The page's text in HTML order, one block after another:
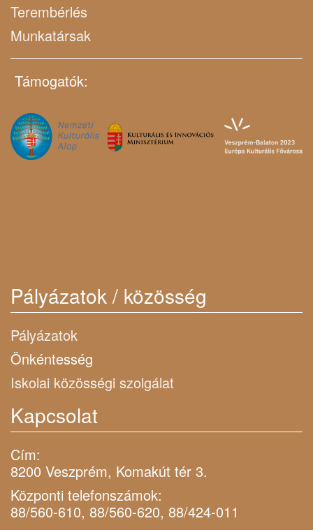
Terembérlés
Munkatársak
Támogatók:
Pályázatok / közösség
Pályázatok
Önkéntesség
Iskolai közösségi szolgálat
Kapcsolat
Cím:
8200 Veszprém, Komakút tér 3.
Központi telefonszámok:
88/560-610, 88/560-620, 88/424-011